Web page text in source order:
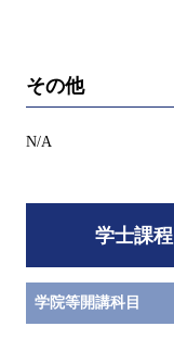
その他
N/A
学士課程
学院等開講科目